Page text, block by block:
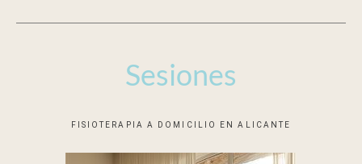
o
k
a
n
Sesiones
FISIOTERAPIA A DOMICILIO EN ALICANTE